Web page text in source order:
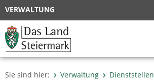
VERWALTUNG
Sie sind hier: Verwaltung
Dienststellen